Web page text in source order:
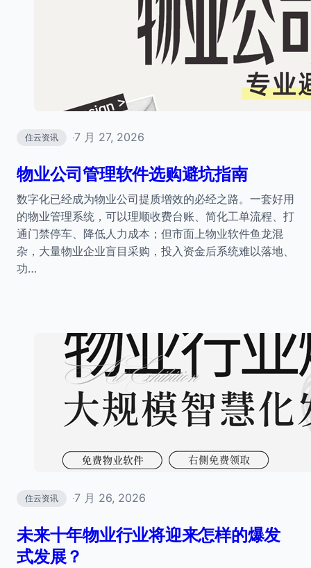
住云资讯 ·7 月 27, 2026
物业公司管理软件选购避坑指南
数字化已经成为物业公司提质增效的必经之路。一套好用
的物业管理系统，可以理顺收费台账、简化工单流程、打
通门禁停车、降低人力成本；但市面上物业软件鱼龙混
杂，大量物业企业盲目采购，投入资金后系统难以落地、
功…
住云资讯 ·7 月 26, 2026
未来十年物业行业将迎来怎样的爆发
式发展？